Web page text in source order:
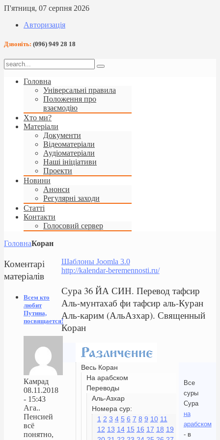
П'ятниця, 07 серпня 2026
Авторизація
Дзвоніть: (096) 949 28 18
Головна
Універсальні правила
Положення про
взаємодію
Хто ми?
Матеріали
Документи
Відеоматеріали
Аудіоматеріали
Наші ініціативи
Проекти
Новини
Анонси
Регулярні заходи
Статті
Контакти
Голосовий сервер
ГоловнаКоран
Шаблоны Joomla 3.0
http://kalendar-beremennosti.ru/
Сура 36 ЙА СИН. Перевод тафсир
Аль-мунтахаб фи тафсир аль-Куран
Аль-карим (АльАзхар). Священный
Коран
Весь Коран
На арабском
Переводы
Аль-Азхар
Номера сур:
1 2 3 4 5 6 7 8 9 10 11
12 13 14 15 16 17 18 19
Все
суры
Сура
на
арабском
- в
Коментарі
матеріалів
Всем кто
любит
Путина,
посвящается!
Камрад
08.11.2018
- 15:43
Ага..
Пенсией
всё
понятно,